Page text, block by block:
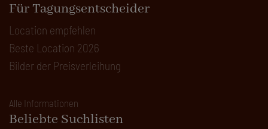
Für Tagungsentscheider
Location empfehlen
Beste Location 2026
Bilder der Preisverleihung
Alle Informationen
Beliebte Suchlisten